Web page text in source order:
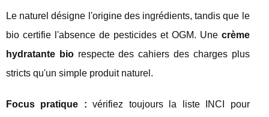
Le naturel désigne l'origine des ingrédients, tandis que le
bio certifie l'absence de pesticides et OGM. Une crème
hydratante biorespecte des cahiers des charges plus
stricts qu'un simple produit naturel.
Focus pratique : vérifiez toujours la liste INCI pour